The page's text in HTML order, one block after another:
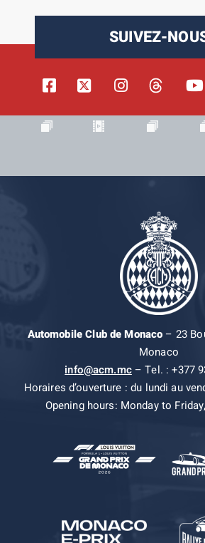
SUIVEZ-
Automobile Club de Monaco– 23
Monaco
info@acm.mc– Tel. : +377
Horaires d’ouverture : du lundi au
Opening hours: Monday to